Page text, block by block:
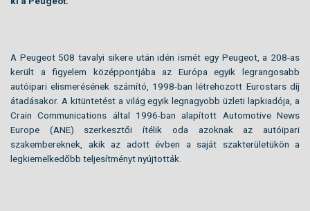
A Peugeot 508 tavalyi sikere után idén ismét egy Peugeot, a 208-as
került a figyelem középpontjába az Európa egyik legrangosabb
autóipari elismerésének számító, 1998-ban létrehozott Eurostars díj
átadásakor. A kitüntetést a világ egyik legnagyobb üzleti lapkiadója, a
Crain Communications által 1996-ban alapított Automotive News
Europe (ANE) szerkesztői ítélik oda azoknak az autóipari
szakembereknek, akik az adott évben a saját szakterületükön a
legkiemelkedőbb teljesítményt nyújtották.